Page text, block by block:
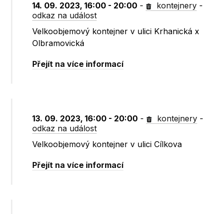
14. 09. 2023, 16:00 - 20:00 - kontejnery -
odkaz na událost
Velkoobjemový kontejner v ulici Krhanická x
Olbramovická
Přejít na více informací
13. 09. 2023, 16:00 - 20:00 - kontejnery -
odkaz na událost
Velkoobjemový kontejner v ulici Cílkova
Přejít na více informací